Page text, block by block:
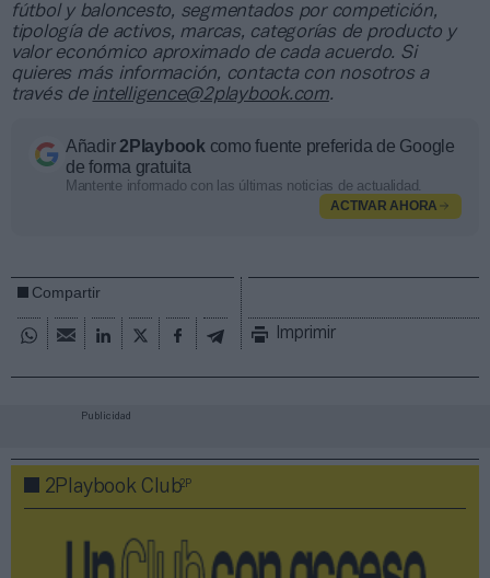
fútbol y baloncesto, segmentados por competición,
tipología de activos, marcas, categorías de producto y
valor económico aproximado de cada acuerdo. Si
quieres más información, contacta con nosotros a
través de intelligence@2playbook.com.
Añadir2Playbook como fuente preferida de Google
de forma gratuita
Mantente informado con las últimas noticias de actualidad.
ACTIVAR AHORA
Compartir
Imprimir
Publicidad
2Playbook Club2P